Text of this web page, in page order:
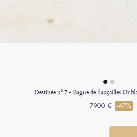
Destinée nº 7 - Bague de fiançailles Or
7900 € -47%